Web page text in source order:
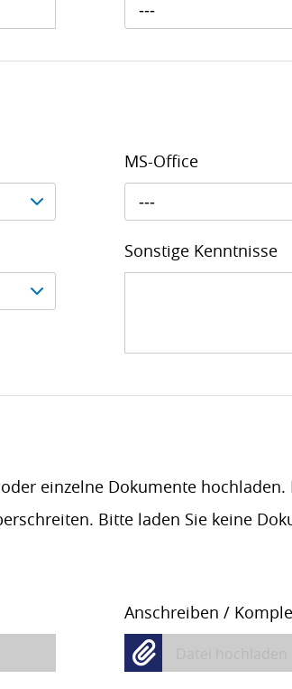
---
MS-Office
---
Sonstige Kenntnisse
einzelne Dokumente
Bitte laden Sie keine
Anschreiben /